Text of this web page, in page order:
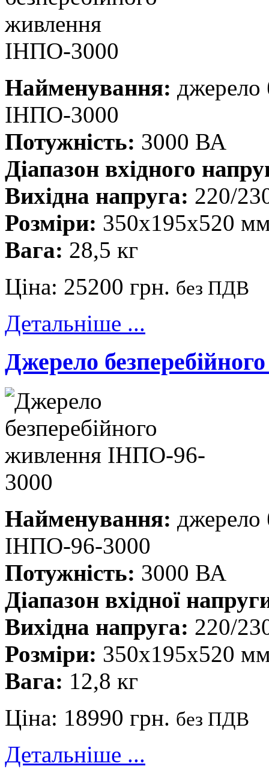
Найменування: джерело
ІНПО-3000
Потужність: 3000 ВА
Діапазон вхідного
Вихідна напруга: 220/
Розміри: 350х195х520
Вага: 28,5 кг
Ціна: 25200 грн. без ПДВ
Детальніше ...
Джерело
Найменування: джерело
ІНПО-96-3000
Потужність: 3000 ВА
Діапазон вхідної
Вихідна напруга: 220/
Розміри: 350х195х520
Вага: 12,8 кг
Ціна: 18990 грн. без ПДВ
Детальніше ...